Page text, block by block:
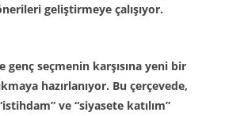
geliştirmeye çalışıyor.
genç seçmenin karşısına yeni bir
hazırlanıyor. Bu çerçevede,
ve “siyasete katılım”